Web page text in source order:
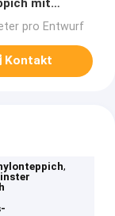
mit
pro Entwurf
Kontakt
,